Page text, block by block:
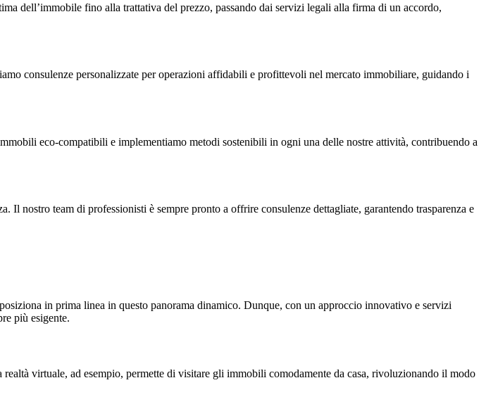
dell’immobile fino alla trattativa del prezzo, passando dai servizi legali alla firma di un accordo,
consulenze personalizzate per operazioni affidabili e profittevoli nel mercato immobiliare, guidando i
eco-compatibili e implementiamo metodi sostenibili in ogni una delle nostre attività, contribuendo a
nostro team di professionisti è sempre pronto a offrire consulenze dettagliate, garantendo trasparenza e
in prima linea in questo panorama dinamico. Dunque, con un approccio innovativo e servizi
più esigente.
virtuale, ad esempio, permette di visitare gli immobili comodamente da casa, rivoluzionando il modo